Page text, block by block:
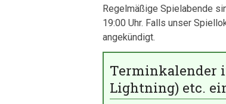
Regelmäßige Spielabende
19:00 Uhr. Falls unser
angekündigt.
Terminkalender
Lightning) etc.